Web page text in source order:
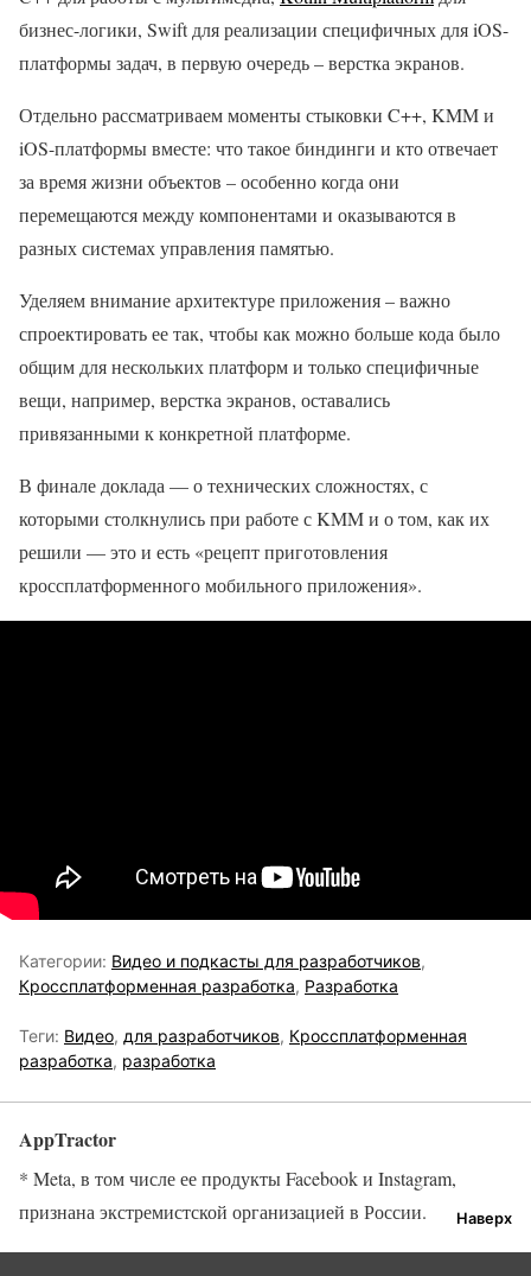
бизнес-логики, Swift для реализации специфичных для iOS-
платформы задач, в первую очередь – верстка экранов.
Отдельно рассматриваем моменты стыковки C++, KMM и
iOS-платформы вместе: что такое биндинги и кто отвечает
за время жизни объектов – особенно когда они
перемещаются между компонентами и оказываются в
разных системах управления памятью.
Уделяем внимание архитектуре приложения – важно
спроектировать ее так, чтобы как можно больше кода было
общим для нескольких платформ и только специфичные
вещи, например, верстка экранов, оставались
привязанными к конкретной платформе.
В финале доклада — о технических сложностях, с
которыми столкнулись при работе с KMM и о том, как их
решили — это и есть «рецепт приготовления
кроссплатформенного мобильного приложения».
Категории: Видео и подкасты для разработчиков,
Кроссплатформенная разработка, Разработка
Теги: Видео, для разработчиков, Кроссплатформенная
разработка, разработка
AppTractor
Наверх
* Meta, в том числе ее продукты Facebook и Instagram,
признана экстремистской организацией в России.